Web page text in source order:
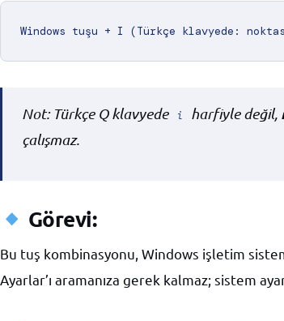
Not: Türkçe Q klavyede i harfiyle değil,
çalışmaz.
Görevi:
Bu tuş kombinasyonu, Windows işletim
Ayarlar’ı aramanıza gerek kalmaz; sistem